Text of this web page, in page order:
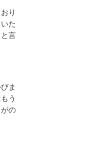
り
た
言
ま
う
の